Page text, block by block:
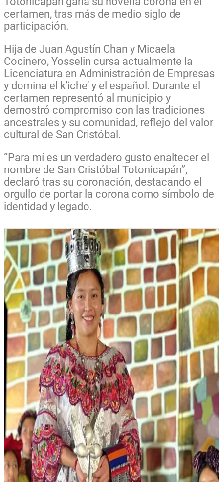
certamen, tras más de medio siglo de
participación.
Hija de Juan Agustín Chan y Micaela
Cocinero, Yosselin cursa actualmente la
Licenciatura en Administración de Empresas
y domina el k’iche’ y el español. Durante el
certamen representó al municipio y
demostró compromiso con las tradiciones
ancestrales y su comunidad, reflejo del valor
cultural de San Cristóbal.
“Para mí es un verdadero gusto enaltecer el
nombre de San Cristóbal Totonicapán”,
declaró tras su coronación, destacando el
orgullo de portar la corona como símbolo de
identidad y legado.